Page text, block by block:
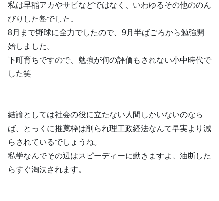
私は早稲アカやサピなどではなく、いわゆるその他ののん
びりした塾でした。
8月まで野球に全力でしたので、9月半ばごろから勉強開
始しました。
下町育ちですので、勉強が何の評価もされない小中時代で
した笑
結論としては社会の役に立たない人間しかいないのなら
ば、とっくに推薦枠は削られ理工政経法なんて早実より減
らされているでしょうね。
私学なんでその辺はスピーディーに動きますよ、油断した
らすぐ淘汰されます。